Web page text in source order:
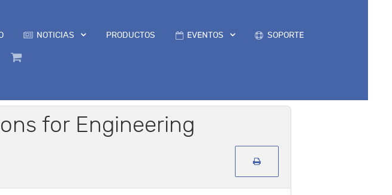
NOTICIAS PRODUCTOS EVENTOS SOPORTE
for Engineering